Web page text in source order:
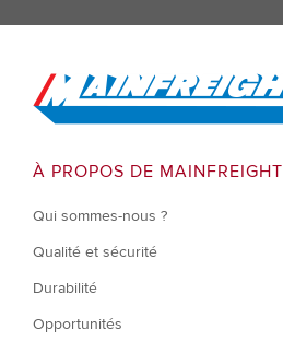
Go to Home
À PROPOS DE MAINFREIGHT
Qui sommes-nous ?
Qualité et sécurité
Durabilité
Opportunités